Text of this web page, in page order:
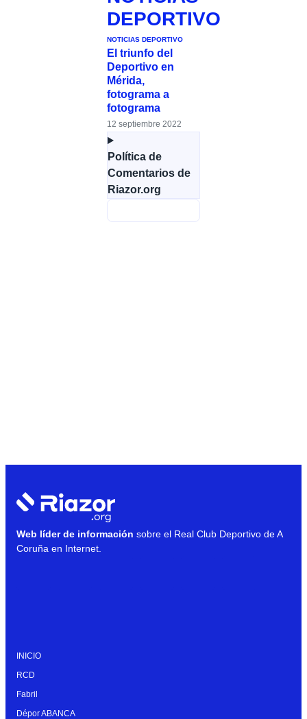
DEPORTIVO
NOTICIAS DEPORTIVO
El triunfo del
Deportivo en
Mérida,
fotograma a
fotograma
12 septiembre 2022
Política de
Comentarios de
Riazor.org
Web líder de información sobre el Real Club Deportivo de A
Coruña en Internet.
INICIO
RCD
Fabril
Dépor ABANCA